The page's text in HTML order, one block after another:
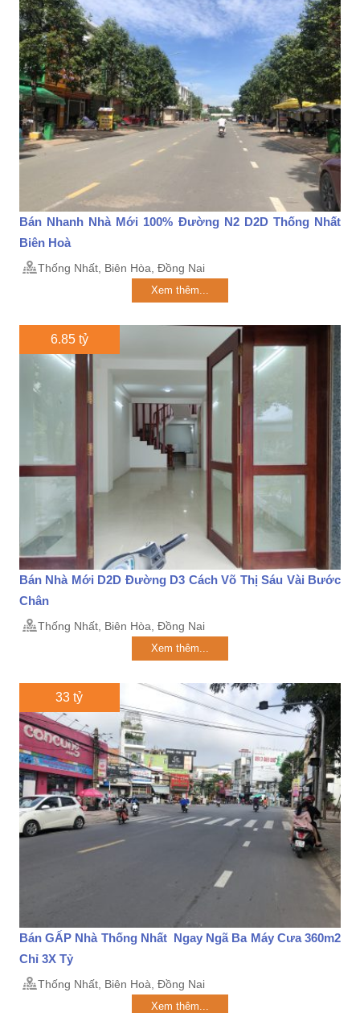
Bán Nhanh Nhà Mới 100% Đường N2 D2D Thống Nhất
Biên Hoà
Thống Nhất, Biên Hòa, Đồng Nai
Xem thêm...
6.85 tỷ
Bán Nhà Mới D2D Đường D3 Cách Võ Thị Sáu Vài Bước
Chân
Thống Nhất, Biên Hòa, Đồng Nai
Xem thêm...
33 tỷ
Bán GẤP Nhà Thống Nhất Ngay Ngã Ba Máy Cưa 360m2
Chỉ 3X Tỷ
Thống Nhất, Biên Hoà, Đồng Nai
Xem thêm...